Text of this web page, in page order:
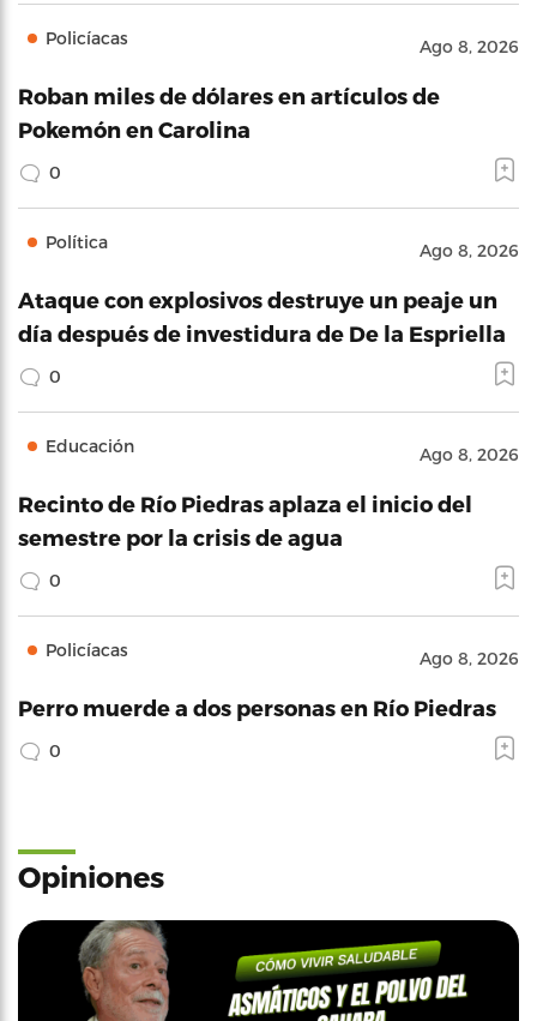
Policíacas Ago 8, 2026
Roban miles de dólares en artículos de
Pokemón en Carolina
0
Política Ago 8, 2026
Ataque con explosivos destruye un peaje un
día después de investidura de De la Espriella
0
Educación Ago 8, 2026
Recinto de Río Piedras aplaza el inicio del
semestre por la crisis de agua
0
Policíacas Ago 8, 2026
Perro muerde a dos personas en Río Piedras
0
Opiniones